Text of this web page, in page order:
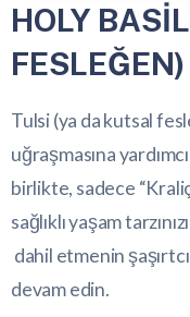
HOLY
Tulsi (ya da kutsal
uğraşmasına
birlikte, sadece
sağlıklı yaşam
dahil etmenin
devam edin.